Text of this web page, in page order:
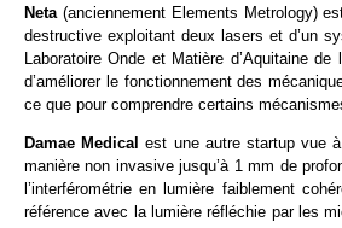
Neta (anciennement Elements Metrology)
destructive exploitant deux lasers et d’un
Laboratoire Onde et Matière d’Aquitaine
d’améliorer le fonctionnement des
ce que pour comprendre certains
Damae Medicalest une autre startup vue
manière non invasive jusqu’à 1 mm de
l’interférométrie en lumière faiblement
référence avec la lumière réfléchie par les